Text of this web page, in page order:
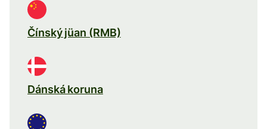
Čínský jüan (RMB)
Dánská koruna